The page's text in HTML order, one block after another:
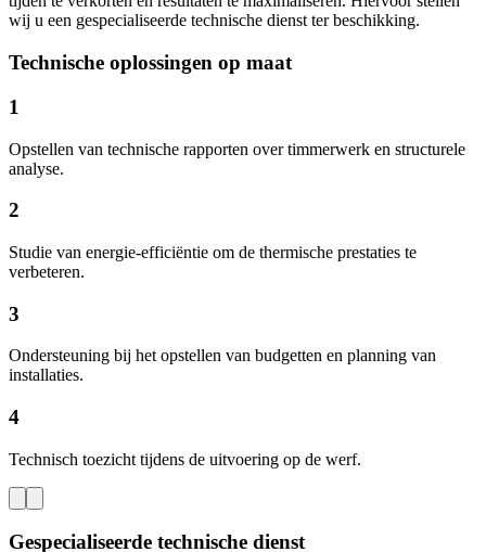
wij u een gespecialiseerde technische dienst ter beschikking.
Technische oplossingen op maat
1
Opstellen van technische rapporten over timmerwerk en structurele
analyse.
2
Studie van energie-efficiëntie om de thermische prestaties te
verbeteren.
3
Ondersteuning bij het opstellen van budgetten en planning van
installaties.
4
Technisch toezicht tijdens de uitvoering op de werf.
Gespecialiseerde technische dienst